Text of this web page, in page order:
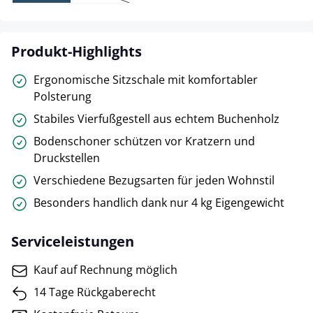
Produkt-Highlights
Ergonomische Sitzschale mit komfortabler
Polsterung
Stabiles Vierfußgestell aus echtem Buchenholz
Bodenschoner schützen vor Kratzern und
Druckstellen
Verschiedene Bezugsarten für jeden Wohnstil
Besonders handlich dank nur 4 kg Eigengewicht
Serviceleistungen
Kauf auf Rechnung möglich
14 Tage Rückgaberecht